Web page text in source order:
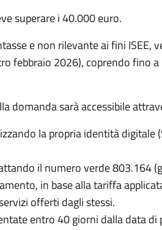
superare i 40.000 euro.
e non rilevante ai fini ISEE,
febbraio 2026), coprendo fino
domanda sarà accessibile
la propria identità digitale
il numero verde 803.164
in base alla tariffa
offerti dagli stessi.
entro 40 giorni dalla data di